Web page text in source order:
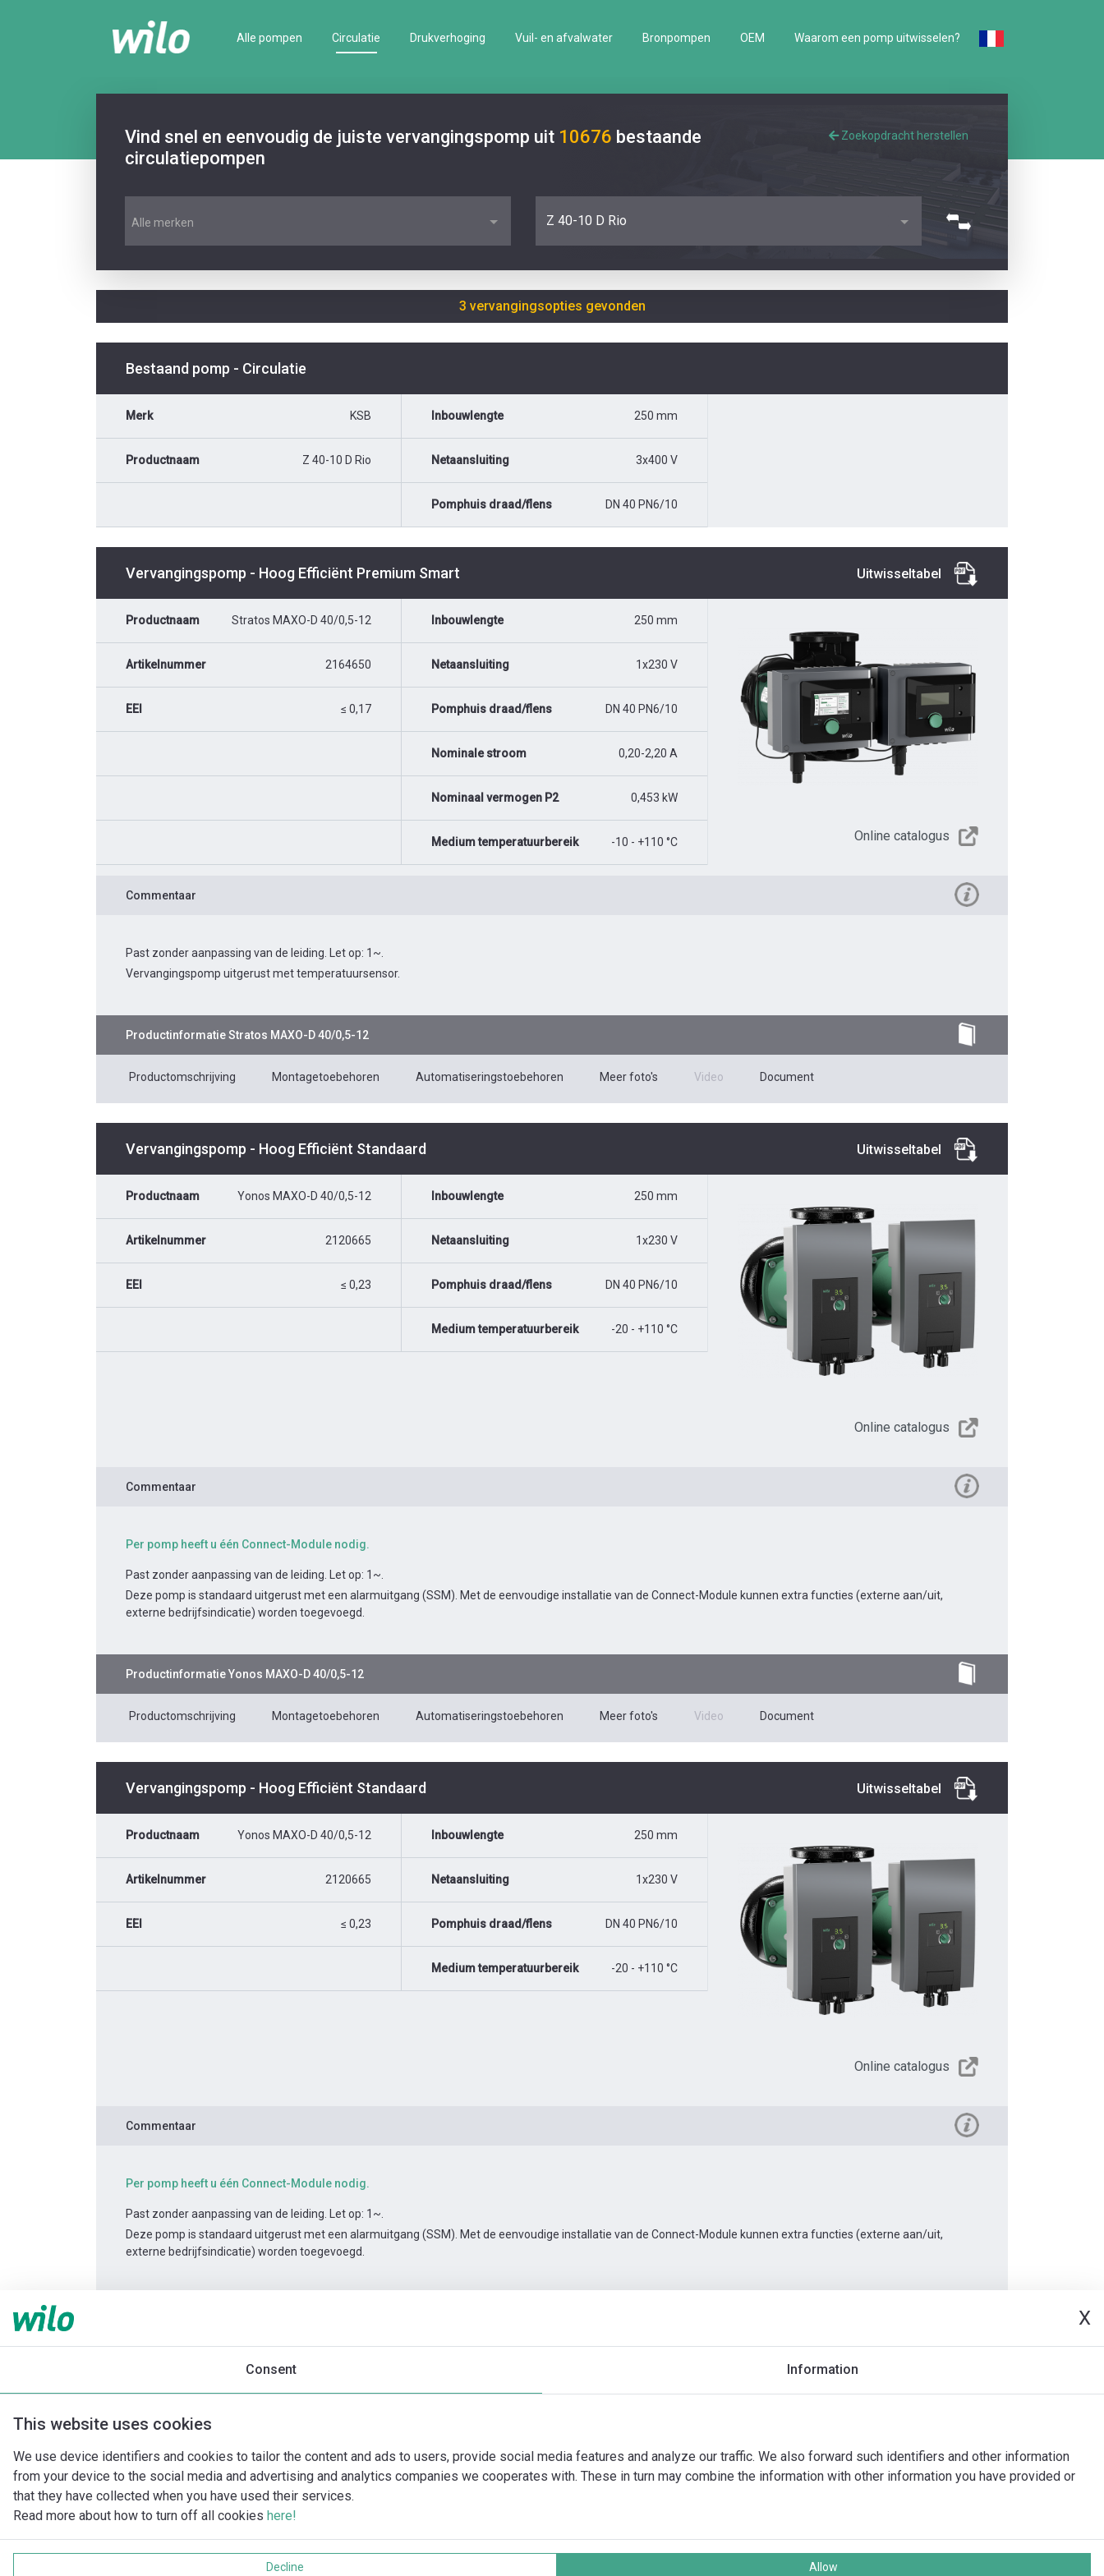
X
Consent Information
This website uses cookies
We use device identifiers and cookies to tailor the content and ads to users, provide social media features and analyze our traffic. We also forward such identifiers and other information
from your device to the social media and advertising and analytics companies we cooperates with. These in turn may combine the information with other information you have provided or
that they have collected when you have used their services.
Read more about how to turn off all cookies here!
Decline Allow
Alle pompen Circulatie Drukverhoging Vuil- en afvalwater Bronpompen OEM Waarom een pomp uitwisselen?
Vind snel en eenvoudig de juiste vervangingspomp uit 10676 bestaande
circulatiepompen
Zoekopdracht herstellen
Alle merken Z 40-10 D Rio
3 vervangingsopties gevonden
Bestaand pomp - Circulatie
Merk KSB
Productnaam Z 40-10 D Rio
Inbouwlengte 250 mm
Netaansluiting 3x400 V
Pomphuis draad/flens DN 40 PN6/10
Vervangingspomp - Hoog Efficiënt Premium Smart Uitwisseltabel
Productnaam Stratos MAXO-D 40/0,5-12
Artikelnummer 2164650
EEI ≤ 0,17
Inbouwlengte 250 mm
Netaansluiting 1x230 V
Pomphuis draad/flens DN 40 PN6/10
Nominale stroom 0,20-2,20 A
Nominaal vermogen P2 0,453 kW
Medium temperatuurbereik -10 - +110 °C Online catalogus
Commentaar
Past zonder aanpassing van de leiding. Let op: 1~.
Vervangingspomp uitgerust met temperatuursensor.
ProductinformatieStratos MAXO-D 40/0,5-12
Productomschrijving Montagetoebehoren Automatiseringstoebehoren Meer foto's Video Document
Vervangingspomp - Hoog Efficiënt Standaard Uitwisseltabel
Productnaam Yonos MAXO-D 40/0,5-12
Artikelnummer 2120665
EEI ≤ 0,23
Inbouwlengte 250 mm
Netaansluiting 1x230 V
Pomphuis draad/flens DN 40 PN6/10
Medium temperatuurbereik -20 - +110 °C
Online catalogus
Commentaar
Per pomp heeft u één Connect-Module nodig.
Past zonder aanpassing van de leiding. Let op: 1~.
Deze pomp is standaard uitgerust met een alarmuitgang (SSM). Met de eenvoudige installatie van de Connect-Module kunnen extra functies (externe aan/uit,
externe bedrijfsindicatie) worden toegevoegd.
ProductinformatieYonos MAXO-D 40/0,5-12
Productomschrijving Montagetoebehoren Automatiseringstoebehoren Meer foto's Video Document
Vervangingspomp - Hoog Efficiënt Standaard Uitwisseltabel
Productnaam Yonos MAXO-D 40/0,5-12
Artikelnummer 2120665
EEI ≤ 0,23
Inbouwlengte 250 mm
Netaansluiting 1x230 V
Pomphuis draad/flens DN 40 PN6/10
Medium temperatuurbereik -20 - +110 °C
Online catalogus
Commentaar
Per pomp heeft u één Connect-Module nodig.
Past zonder aanpassing van de leiding. Let op: 1~.
Deze pomp is standaard uitgerust met een alarmuitgang (SSM). Met de eenvoudige installatie van de Connect-Module kunnen extra functies (externe aan/uit,
externe bedrijfsindicatie) worden toegevoegd.